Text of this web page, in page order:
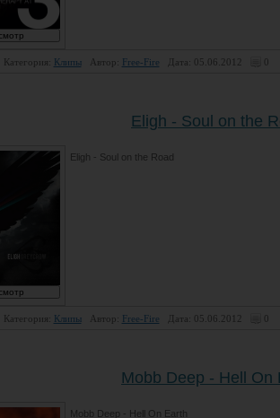
Категория: Клипы Автор: Free-Fire Дата: 05.06.2012 0
Eligh - Soul on the
Eligh - Soul on the Road
Категория: Клипы Автор: Free-Fire Дата: 05.06.2012 0
Mobb Deep - Hell On
Mobb Deep - Hell On Earth